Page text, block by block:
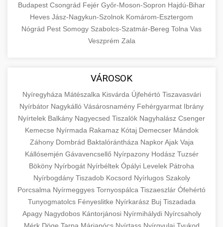
Budapest Csongrád Fejér Győr-Moson-Sopron Hajdú-Bihar
Heves Jász-Nagykun-Szolnok Komárom-Esztergom
Nógrád Pest Somogy Szabolcs-Szatmár-Bereg Tolna Vas
Veszprém Zala
VÁROSOK
Nyíregyháza Mátészalka Kisvárda Újfehértó Tiszavasvári
Nyírbátor Nagykálló Vásárosnamény Fehérgyarmat Ibrány
Nyírtelek Balkány Nagyecsed Tiszalök Nagyhalász Csenger
Kemecse Nyírmada Rakamaz Kótaj Demecser Mándok
Záhony Dombrád Baktalórántháza NapkorAjak Vaja
Kállósemjén Gávavencsellő Nyírpazony Hodász Tuzsér
Bököny Nyírbogát Nyírbéltek Ópályi Levelek Pátroha
Nyírbogdány Tiszadob Kocsord Nyírlugos Szakoly
Porcsalma Nyírmeggyes Tornyospálca Tiszaeszlár Ófehértó
Tunyogmatolcs Fényeslitke Nyírkarász Buj Tiszadada
Apagy Nagydobos Kántorjánosi Nyírmihálydi Nyírcsaholy